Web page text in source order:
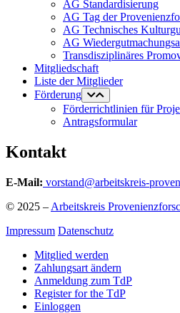
AG Standardisierung
AG Tag der
AG Technisches
AG
Transdisziplinäres
Mitgliedschaft
Liste der Mitglieder
Förderung
Förderrichtlinien für
Antragsformular
Kontakt
E-Mail: vorstand@arbeitskreis-
© 2025 – Arbeitskreis
Impressum Datenschutz
Mitglied werden
Zahlungsart ändern
Anmeldung zum TdP
Register for the TdP
Einloggen